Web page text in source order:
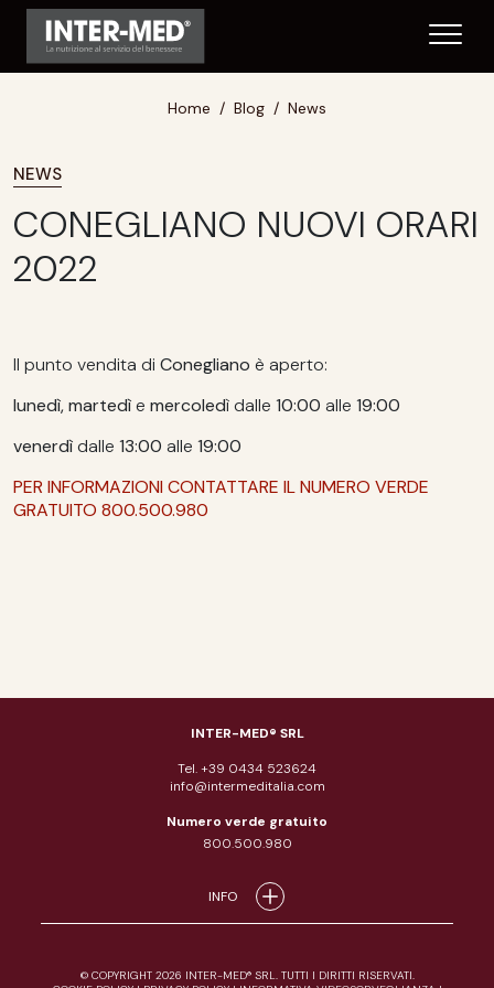
Home Blog News
NEWS
CONEGLIANO NUOVI ORARI
2022
Il punto vendita di Conegliano è aperto:
lunedì,martedìe mercoledì dalle 10:00 alle 19:00
venerdìdalle 13:00 alle 19:00
PER INFORMAZIONI CONTATTARE IL NUMERO VERDE
GRATUITO 800.500.980
INTER-MED® SRL
Tel. +39 0434 523624
info@intermeditalia.com
Numero verde gratuito
800.500.980
INFO
© COPYRIGHT 2026 INTER-MED® SRL. TUTTI I DIRITTI RISERVATI.